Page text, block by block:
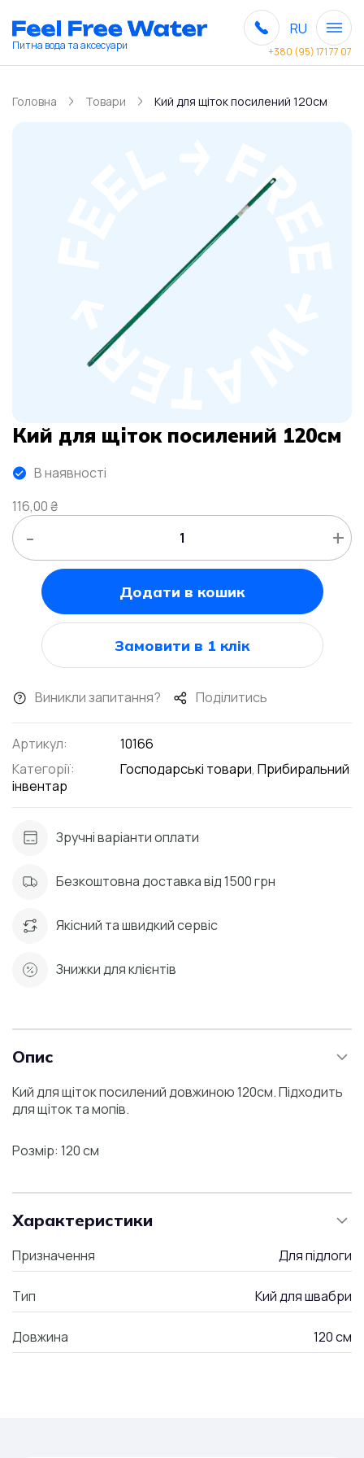
Питна вода та аксесуари
RU
+380 (95) 171 77 07
Головна Товари Кий для щіток посилений 120см
Кий для щіток посилений 120см
В наявності
116,00₴
- +
Додати в кошик
Замовити в 1 клік
Виникли запитання? Поділитись
Артикул:
10166
Категорії:
Господарські товари, Прибиральний
інвентар
Зручні варіанти оплати
Безкоштовна доставка від 1500 грн
Якісний та швидкий сервіс
Знижки для клієнтів
Опис
Кий для щіток посилений довжиною 120см. Підходить
для щіток та мопів.
Розмір: 120 см
Характеристики
Призначення Для підлоги
Тип Кий для швабри
Довжина 120 см